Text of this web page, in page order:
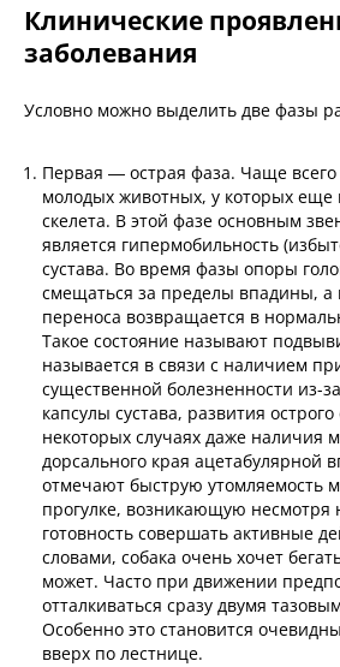
Клинические
заболевания
Условно можно выделить две фазы
Первая — острая фаза. Чаще всего
молодых животных, у которых еще
скелета. В этой фазе основным
является гипермобильность
сустава. Во время фазы опоры
смещаться за пределы впадины, а
переноса возвращается в
Такое состояние называют
называется в связи с наличием
существенной болезненности из-
капсулы сустава, развития
некоторых случаях даже наличия
дорсального края ацетабулярной
отмечают быструю утомляемость
прогулке, возникающую несмотря
готовность совершать активные
словами, собака очень хочет
может. Часто при движении
отталкиваться сразу двумя
Особенно это становится
вверх по лестнице.